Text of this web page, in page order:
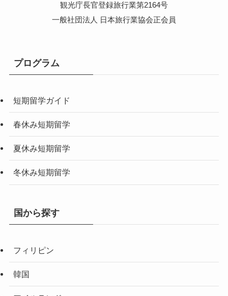
観光庁長官登録旅行業第2164号
一般社団法人 日本旅行業協会正会員
プログラム
短期留学ガイド
春休み短期留学
夏休み短期留学
冬休み短期留学
国から探す
フィリピン
韓国